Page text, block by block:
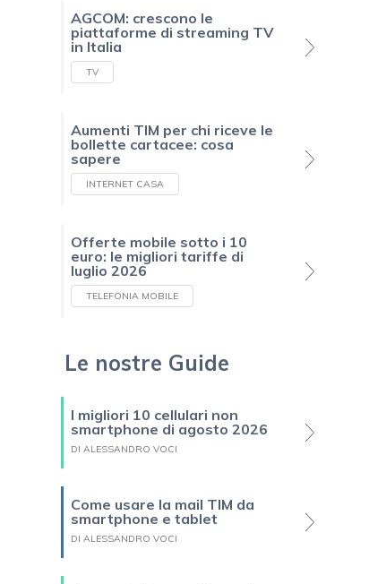
AGCOM: crescono le
piattaforme di streaming TV
in Italia
TV
Aumenti TIM per chi riceve le
bollette cartacee: cosa
sapere
INTERNET CASA
Offerte mobile sotto i 10
euro: le migliori tariffe di
luglio 2026
TELEFONIA MOBILE
Le nostre Guide
I migliori 10 cellulari non
smartphone di agosto 2026
DI ALESSANDRO VOCI
Come usare la mail TIM da
smartphone e tablet
DI ALESSANDRO VOCI